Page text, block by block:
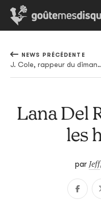
NEWS PRÉCÉDENTE
J. Cole,
Lana Del
les
par Jeff